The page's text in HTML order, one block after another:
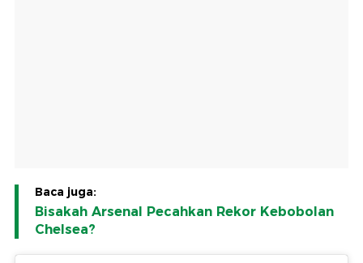
Baca juga:
Bisakah Arsenal Pecahkan Rekor Kebobolan
Chelsea?